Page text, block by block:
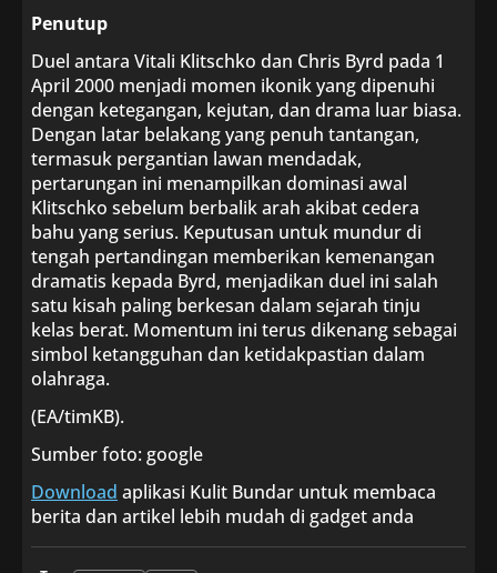
Penutup
Duel antara Vitali Klitschko dan Chris Byrd pada 1
April 2000 menjadi momen ikonik yang dipenuhi
dengan ketegangan, kejutan, dan drama luar biasa.
Dengan latar belakang yang penuh tantangan,
termasuk pergantian lawan mendadak,
pertarungan ini menampilkan dominasi awal
Klitschko sebelum berbalik arah akibat cedera
bahu yang serius. Keputusan untuk mundur di
tengah pertandingan memberikan kemenangan
dramatis kepada Byrd, menjadikan duel ini salah
satu kisah paling berkesan dalam sejarah tinju
kelas berat. Momentum ini terus dikenang sebagai
simbol ketangguhan dan ketidakpastian dalam
olahraga.
(EA/timKB).
Sumber foto: google
Download aplikasi Kulit Bundar untuk membaca
berita dan artikel lebih mudah di gadget anda